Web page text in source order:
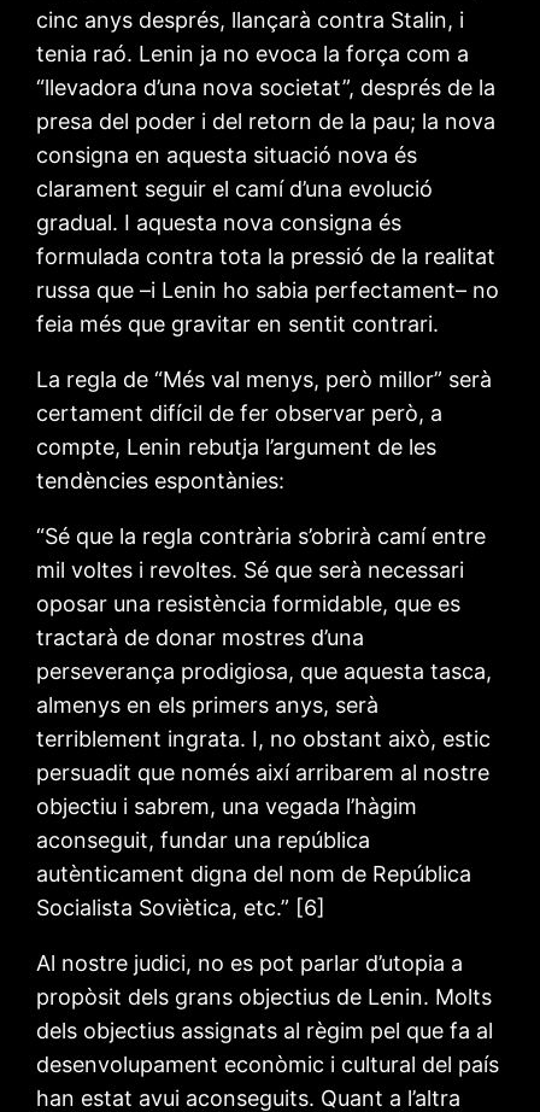
cinc anys després, llançarà contra Stalin, i
tenia raó. Lenin ja no evoca la força com a
“llevadora d’una nova societat”, després de la
presa del poder i del retorn de la pau; la nova
consigna en aquesta situació nova és
clarament seguir el camí d’una evolució
gradual. I aquesta nova consigna és
formulada contra tota la pressió de la realitat
russa que –i Lenin ho sabia perfectament– no
feia més que gravitar en sentit contrari.
La regla de “Més val menys, però millor” serà
certament difícil de fer observar però, a
compte, Lenin rebutja l’argument de les
tendències espontànies:
“Sé que la regla contrària s’obrirà camí entre
mil voltes i revoltes. Sé que serà necessari
oposar una resistència formidable, que es
tractarà de donar mostres d’una
perseverança prodigiosa, que aquesta tasca,
almenys en els primers anys, serà
terriblement ingrata. I, no obstant això, estic
persuadit que només així arribarem al nostre
objectiu i sabrem, una vegada l’hàgim
aconseguit, fundar una república
autènticament digna del nom de República
Socialista Soviètica, etc.” [6]
Al nostre judici, no es pot parlar d’utopia a
propòsit dels grans objectius de Lenin. Molts
dels objectius assignats al règim pel que fa al
desenvolupament econòmic i cultural del país
han estat avui aconseguits. Quant a l’altra